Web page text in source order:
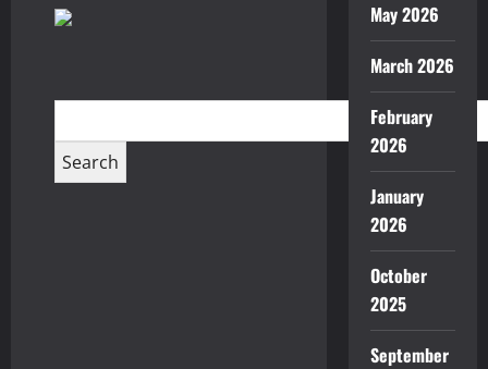
May 2026
March 2026
February
2026
January
2026
October
2025
September